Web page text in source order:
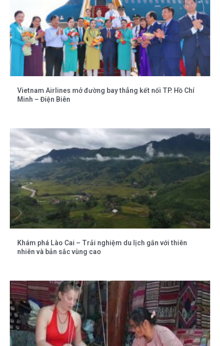
Vietnam Airlines mở đường bay thẳng kết nối TP. Hồ Chí
Minh – Điện Biên
Khám phá Lào Cai – Trải nghiệm du lịch gắn với thiên
nhiên và bản sắc vùng cao